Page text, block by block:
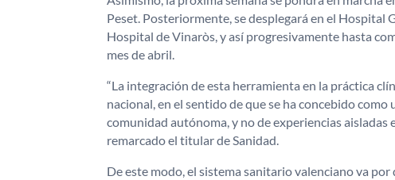
Peset. Posteriormente, se desplegará en el Hospital
Hospital de Vinaròs, y así progresivamente hasta
mes de abril.
“La integración de esta herramienta en la práctica
nacional, en el sentido de que se ha concebido
comunidad autónoma, y no de experiencias
remarcado el titular de Sanidad.
De este modo, el sistema sanitario valenciano va por